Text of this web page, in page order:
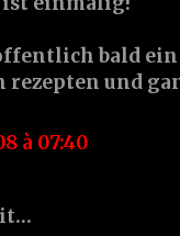
bald
rezepten und
à 07:40